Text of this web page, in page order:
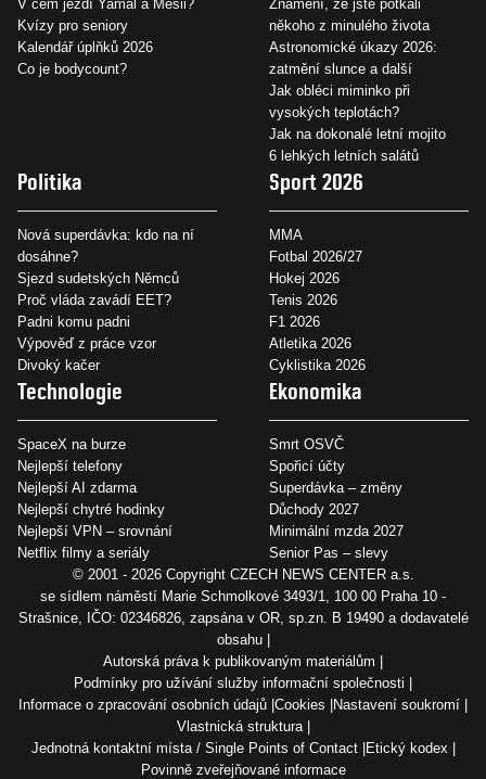
V čem jezdí Yamal a Mesii?
Kvízy pro seniory
Kalendář úplňků 2026
Co je bodycount?
Znamení, že jste potkali
někoho z minulého života
Astronomické úkazy 2026:
zatmění slunce a další
Jak obléci miminko při
vysokých teplotách?
Jak na dokonalé letní mojito
6 lehkých letních salátů
Politika
Nová superdávka: kdo na ní
dosáhne?
Sjezd sudetských Němců
Proč vláda zavádí EET?
Padni komu padni
Výpověď z práce vzor
Divoký kačer
Sport 2026
MMA
Fotbal 2026/27
Hokej 2026
Tenis 2026
F1 2026
Atletika 2026
Cyklistika 2026
Technologie
SpaceX na burze
Nejlepší telefony
Nejlepší AI zdarma
Nejlepší chytré hodinky
Nejlepší VPN – srovnání
Netflix filmy a seriály
Ekonomika
Smrt OSVČ
Spořicí účty
Superdávka – změny
Důchody 2027
Minimální mzda 2027
Senior Pas – slevy
© 2001 - 2026 Copyright CZECH NEWS CENTER a.s.
se sídlem náměstí Marie Schmolkové 3493/1, 100 00 Praha 10 -
Strašnice, IČO: 02346826, zapsána v OR, sp.zn. B 19490 a dodavatelé
obsahu
Autorská práva k publikovaným materiálům
Podmínky pro užívání služby informační společnosti
Informace o zpracování osobních údajů Cookies Nastavení soukromí
Vlastnická struktura
Jednotná kontaktní místa / Single Points of Contact Etický kodex
Povinně zveřejňované informace